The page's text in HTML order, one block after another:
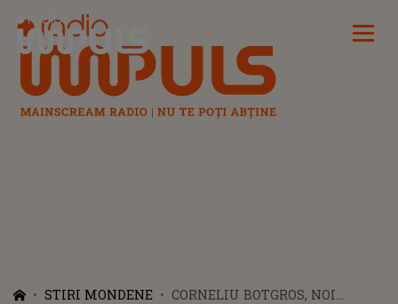
Radio Impuls
STIRI MONDENE
CORNELIU BOTGROS, NOI